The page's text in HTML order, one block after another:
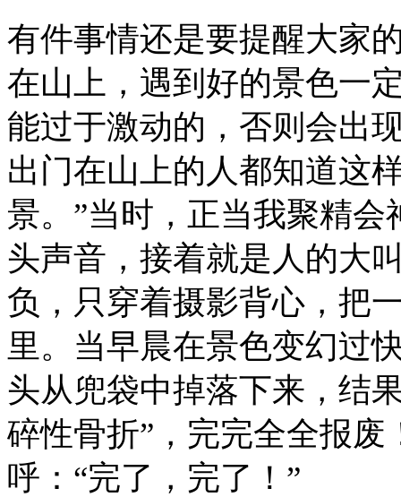
有件事情还是要提醒大家
在山上，遇到好的景色一
能过于激动的，否则会出
出门在山上的人都知道这
景。 ”当时，正当我聚精
头声音，接着就是人的大
负，只穿着摄影背心，把
里。当早晨在景色变幻过
头从兜袋中掉落下来，结
碎性骨折” ，完完全全报
呼： “完了，完了！ ”